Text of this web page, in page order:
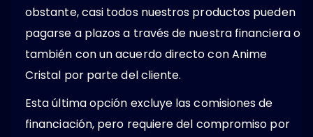
obstante, casi todos nuestros productos pueden
pagarse a plazos a través de nuestra financiera o
también con un acuerdo directo con Anime
Cristal por parte del cliente.
Esta última opción excluye las comisiones de
financiación, pero requiere del compromiso por